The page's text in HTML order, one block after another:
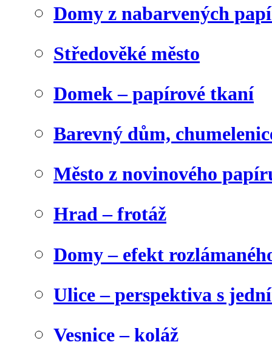
Domy z nabarvených
Středověké město
Domek – papírové tkaní
Barevný dům,
Město z novinového
Hrad – frotáž
Domy – efekt
Ulice – perspektiva s
Vesnice – koláž